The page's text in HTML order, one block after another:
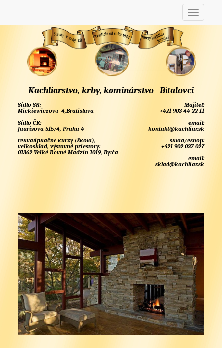
Kachliarstvo, krby, kominárstvo Bitalovci
Sídlo SR:
Mickiewiczova 4,Bratislava
Sídlo ČR:
Jaurisova 515/4, Praha 4
rekvalifikačné kurzy (škola),
veľkosklad, výstavné priestory:
01362 Veľké Rovné Madzín 1019, Bytča
Majiteľ:
+421 903 44 22 11
email:
kontakt@kachliar.sk
sklad/eshop:
+421 902 037 027
email:
sklad@kachliar.sk